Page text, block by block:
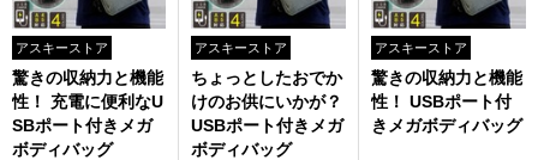
アスキーストア
驚きの収納力と機能
性！ 充電に便利なU
SBポート付きメガ
ボディバッグ
アスキーストア
ちょっとしたおでか
けのお供にいかが？
USBポート付きメガ
ボディバッグ
アスキーストア
驚きの収納力と機能
性！ USBポート付
きメガボディバッグ